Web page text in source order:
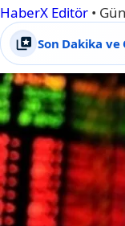
HaberX Editör •
Son Dakika